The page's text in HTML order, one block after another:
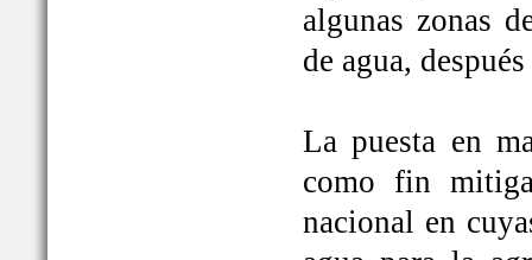
algunas zonas
de agua,
La puesta en
como fin
nacional en